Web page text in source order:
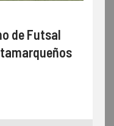
de Futsal